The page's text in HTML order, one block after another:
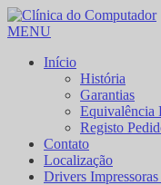
MENU
Início
História
Garantias
Equivalência
Registo
Contato
Localização
Drivers